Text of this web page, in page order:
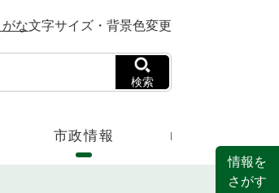
な文字サイズ・背景色変更
検索
市政情報
情報を
さがす